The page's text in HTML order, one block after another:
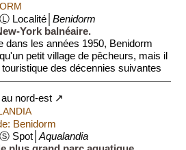
Localité│Benidorm
York balnéaire.
dans les années 1950, Benidorm
petit village de pêcheurs, mais il
des décennies suivantes
nord-est ↗
Benidorm
Spot│Aqualandia